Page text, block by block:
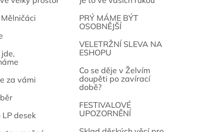
za vámi
desek
PRÝ MÁME BÝT
OSOBNĚJŠÍ
VELETRŽNÍ SLEVA NA
ESHOPU
Co se děje v Želvím
doupěti po zavírací
době?
FESTIVALOVÉ
UPOZORNĚNÍ